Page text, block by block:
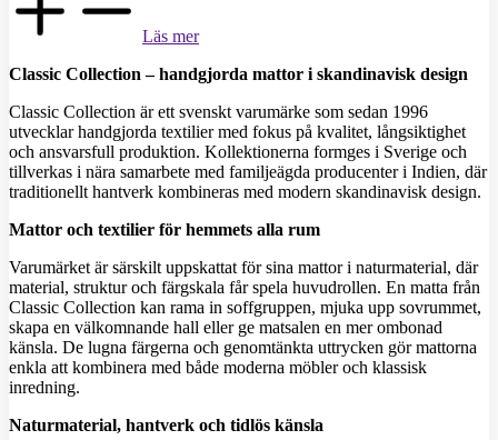
Läs mer
Classic Collection – handgjorda mattor i skandinavisk design
Classic Collection är ett svenskt varumärke som sedan 1996
utvecklar handgjorda textilier med fokus på kvalitet, långsiktighet
och ansvarsfull produktion. Kollektionerna formges i Sverige och
tillverkas i nära samarbete med familjeägda producenter i Indien, där
traditionellt hantverk kombineras med modern skandinavisk design.
Mattor och textilier för hemmets alla rum
Varumärket är särskilt uppskattat för sina mattor i naturmaterial, där
material, struktur och färgskala får spela huvudrollen. En matta från
Classic Collection kan rama in soffgruppen, mjuka upp sovrummet,
skapa en välkomnande hall eller ge matsalen en mer ombonad
känsla. De lugna färgerna och genomtänkta uttrycken gör mattorna
enkla att kombinera med både moderna möbler och klassisk
inredning.
Naturmaterial, hantverk och tidlös känsla